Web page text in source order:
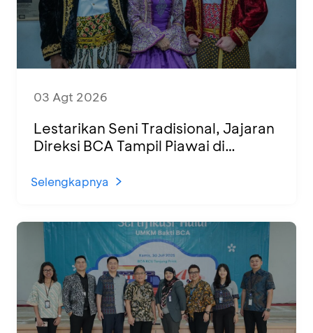
03 Agt 2026
Lestarikan Seni Tradisional, Jajaran
Direksi BCA Tampil Piawai di
Selengkapnya